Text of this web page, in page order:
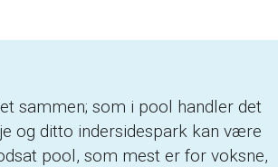
sammen; som i pool handler det
og ditto indersidespark kan være
pool, som mest er for voksne,